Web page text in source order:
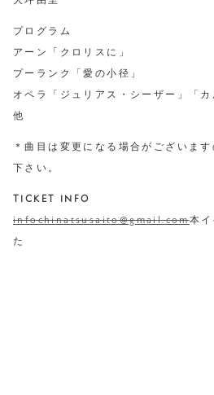
プログラム
アーン「クロリスに」
プーランク「愛の小径」
オペラ「ジュリアス・シーザー」「
他
＊曲目は変更になる場合がございま
下さい。
TICKET INFO
infochinatsusaito@gmail.com本
た